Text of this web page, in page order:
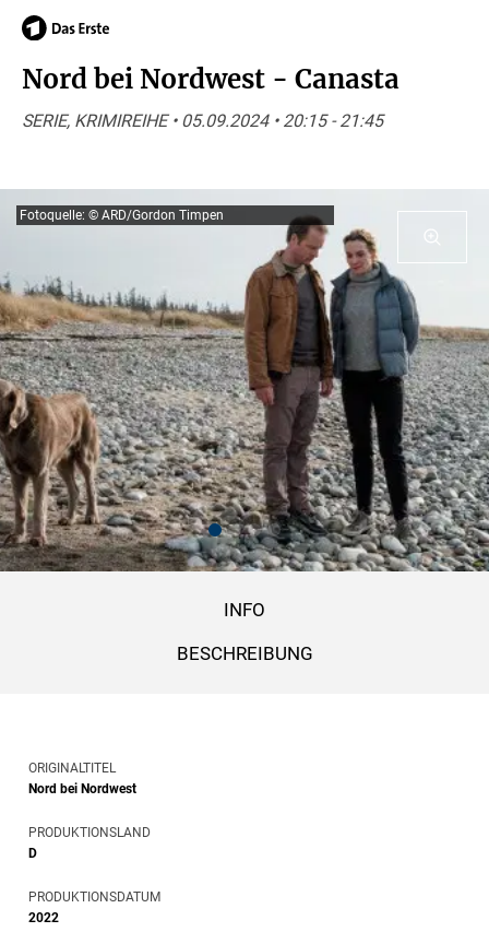
Nord bei Nordwest - Canasta
SERIE, KRIMIREIHE • 05.09.2024 • 20:15 - 21:45
Fotoquelle: © ARD/Gordon Timpen
INFO
BESCHREIBUNG
ORIGINALTITEL
Nord bei Nordwest
PRODUKTIONSLAND
D
PRODUKTIONSDATUM
2022